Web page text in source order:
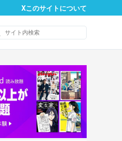
Xこのサイトについて